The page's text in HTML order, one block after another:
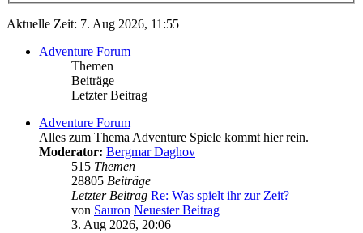
Aktuelle Zeit: 7. Aug 2026, 11:55
Adventure Forum
Themen
Beiträge
Letzter Beitrag
Adventure Forum
Alles zum Thema Adventure Spiele kommt hier rein.
Moderator: Bergmar Daghov
515 Themen
28805 Beiträge
Letzter Beitrag Re: Was spielt ihr zur Zeit?
von Sauron Neuester Beitrag
3. Aug 2026, 20:06